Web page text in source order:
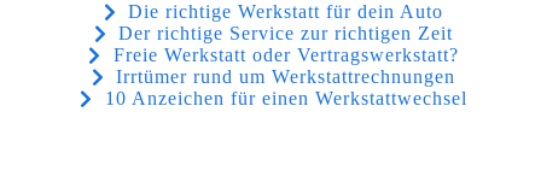
Die richtige Werkstatt für dein Auto
Der richtige Service zur richtigen Zeit
Freie Werkstatt oder Vertragswerkstatt?
Irrtümer rund um Werkstattrechnungen
10 Anzeichen für einen Werkstattwechsel